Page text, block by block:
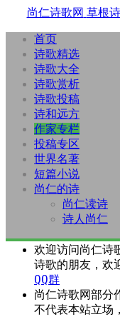
尚仁诗歌网 草根
首页
诗歌精选
诗歌大全
诗歌赏析
诗歌投稿
诗和远方
作家专栏
投稿专区
世界名著
短篇小说
尚仁的诗
尚仁读诗
诗人尚仁
欢迎访问尚仁诗
诗歌的朋友，欢
QQ群
尚仁诗歌网部分
不代表本站立场